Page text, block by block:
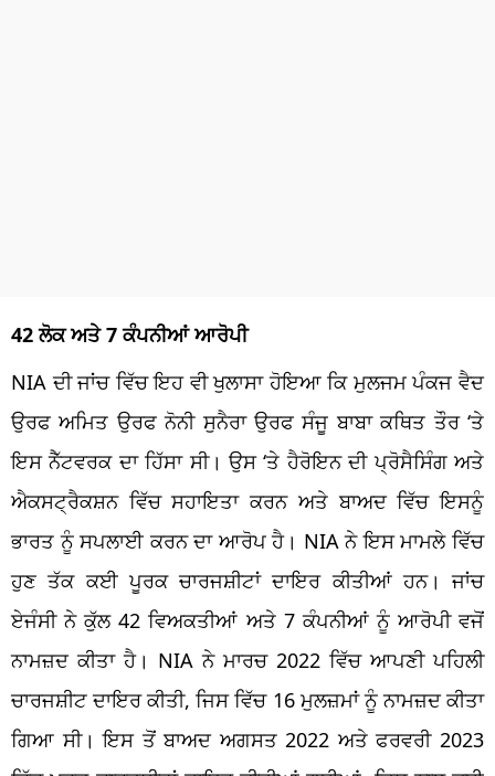
42 ਲੋਕ ਅਤੇ 7 ਕੰਪਨੀਆਂ ਆਰੋਪੀ
NIA ਦੀ ਜਾਂਚ ਵਿੱਚ ਇਹ ਵੀ ਖੁਲਾਸਾ ਹੋਇਆ ਕਿ ਮੁਲਜਮ ਪੰਕਜ ਵੈਦ
ਉਰਫ ਅਮਿਤ ਉਰਫ ਨੋਨੀ ਸੁਨੈਰਾ ਉਰਫ ਸੰਜੂ ਬਾਬਾ ਕਥਿਤ ਤੌਰ ‘ਤੇ
ਇਸ ਨੈੱਟਵਰਕ ਦਾ ਹਿੱਸਾ ਸੀ। ਉਸ ‘ਤੇ ਹੈਰੋਇਨ ਦੀ ਪ੍ਰੋਸੈਸਿੰਗ ਅਤੇ
ਐਕਸਟ੍ਰੈਕਸ਼ਨ ਵਿੱਚ ਸਹਾਇਤਾ ਕਰਨ ਅਤੇ ਬਾਅਦ ਵਿੱਚ ਇਸਨੂੰ
ਭਾਰਤ ਨੂੰ ਸਪਲਾਈ ਕਰਨ ਦਾ ਆਰੋਪ ਹੈ। NIA ਨੇ ਇਸ ਮਾਮਲੇ ਵਿੱਚ
ਹੁਣ ਤੱਕ ਕਈ ਪੂਰਕ ਚਾਰਜਸ਼ੀਟਾਂ ਦਾਇਰ ਕੀਤੀਆਂ ਹਨ। ਜਾਂਚ
ਏਜੰਸੀ ਨੇ ਕੁੱਲ 42 ਵਿਅਕਤੀਆਂ ਅਤੇ 7 ਕੰਪਨੀਆਂ ਨੂੰ ਆਰੋਪੀ ਵਜੋਂ
ਨਾਮਜ਼ਦ ਕੀਤਾ ਹੈ। NIA ਨੇ ਮਾਰਚ 2022 ਵਿੱਚ ਆਪਣੀ ਪਹਿਲੀ
ਚਾਰਜਸ਼ੀਟ ਦਾਇਰ ਕੀਤੀ, ਜਿਸ ਵਿੱਚ 16 ਮੁਲਜ਼ਮਾਂ ਨੂੰ ਨਾਮਜ਼ਦ ਕੀਤਾ
ਗਿਆ ਸੀ। ਇਸ ਤੋਂ ਬਾਅਦ ਅਗਸਤ 2022 ਅਤੇ ਫਰਵਰੀ 2023